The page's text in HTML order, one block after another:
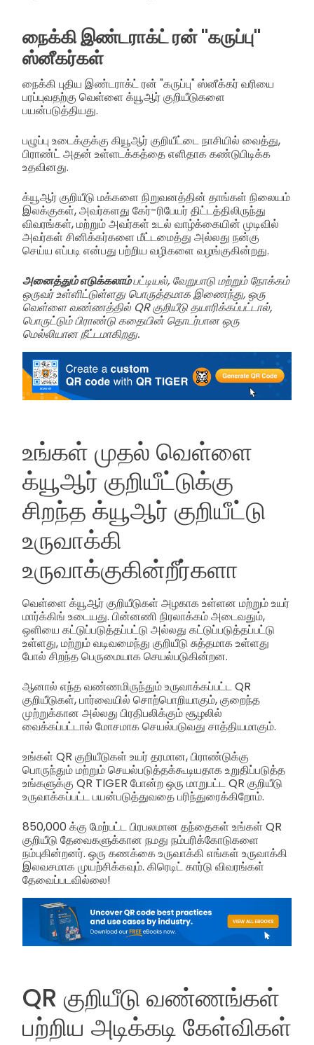
நைக்கி இண்டராக்ட் ரன் "கருப்பு"
ஸ்னீகர்கள்
நைக்கி புதிய இண்டராக்ட் ரன் "கருப்பு" ஸ்னீக்கர் வரியை
பரப்புவதற்கு வெள்ளை க்யூஆர் குறியீடுகளை
பயன்படுத்தியது.
பழுப்பு உடைக்குக்கு கியூஆர் குறியீட்டை நாசியில் வைத்து,
பிராண்ட் அதன் உள்ளடக்கத்தை எளிதாக கண்டுபிடிக்க
உதவினது.
க்யூஆர் குறியீடு மக்களை நிறுவனத்தின் தாங்கள் நிலையம்
இலக்குகள், அவர்களது கேர்-ரிபேயர் திட்டத்திலிருந்து
விவரங்கள், மற்றும் அவர்கள் உடல் வாழ்க்கையின் முடிவில்
அவர்கள் சினிக்கர்களை மீட்டமைத்து அல்லது நன்கு
செய்ய எப்படி என்பது பற்றிய வழிகளை வழங்குகின்றது.
அனைத்தும் எடுக்கலாம்பட்டியல், வேறுபாடு மற்றும் நோக்கம்
ஒருவர் உள்ளிட்டுள்ளது பொருத்தமாக இணைந்து, ஒரு
வெள்ளை வண்ணத்தில் QR குறியீடு தயாரிக்கப்பட்டால்,
பொருட்டும் பிராண்டு கதையின் தொடர்பான ஒரு
மெல்லியான நீட்டமாகிறது.
உங்கள் முதல் வெள்ளை
க்யூஆர் குறியீட்டுக்கு
சிறந்த க்யூஆர் குறியீட்டு
உருவாக்கி
உருவாக்குகின்றீர்களா
வெள்ளை க்யூஆர் குறியீடுகள் அழகாக உள்ளன மற்றும் உயர்
மார்க்கிங் உடையது. பின்னணி நிரலாக்கம் அடைவதும்,
ஒளியை கட்டுப்படுத்தப்பட்டு அல்லது கட்டுப்படுத்தப்பட்டு
உள்ளது, மற்றும் வடிவமைந்து குறியீடு சுத்தமாக உள்ளது
போல் சிறந்த பெருமையாக செயல்படுகின்றன.
ஆனால் எந்த வண்ணமிருந்தும் உருவாக்கப்பட்ட QR
குறியீடுகள், பார்வையில் சொற்பொறியாகும், குறைந்த
முற்றுக்கான அல்லது பிரதிபலிக்கும் சூழலில்
வைக்கப்பட்டால் மோசமாக செயல்படுவது சாத்தியமாகும்.
உங்கள் QR குறியீடுகள் உயர் தரமான, பிராண்டுக்கு
பொருந்தும் மற்றும் செயல்படுத்தக்கூடியதாக உறுதிப்படுத்த
உங்களுக்கு QR TIGER போன்ற ஒரு மாறுபட்ட QR குறியீடு
உருவாக்கப்பட்ட பயன்படுத்துவதை பரிந்துரைக்கிறோம்.
850,000 க்கு மேற்பட்ட பிரபலமான தந்தைகள் உங்கள் QR
குறியீடு தேவைகளுக்கான நமது நம்பரிக்கோடுகளை
நம்புகின்றனர். ஒரு கணக்கை உருவாக்கி எங்கள் உருவாக்கி
இலவசமாக முயற்சிக்கவும். கிரெடிட் கார்டு விவரங்கள்
தேவைப்படவில்லை!
QR குறியீடு வண்ணங்கள்
பற்றிய அடிக்கடி கேள்விகள்